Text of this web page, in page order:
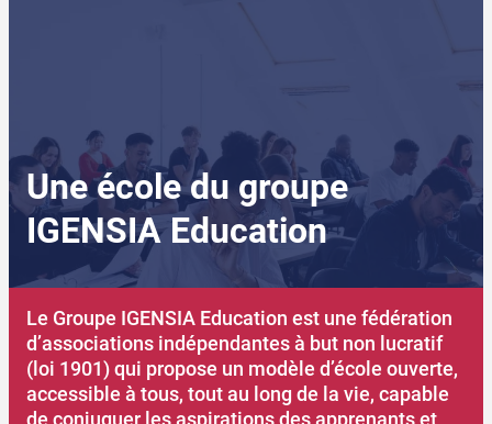
Une école du groupe
IGENSIA Education
Le Groupe IGENSIA Education est une fédération
d’associations indépendantes à but non lucratif
(loi 1901) qui propose un modèle d’école ouverte,
accessible à tous, tout au long de la vie, capable
de conjuguer les aspirations des apprenants et